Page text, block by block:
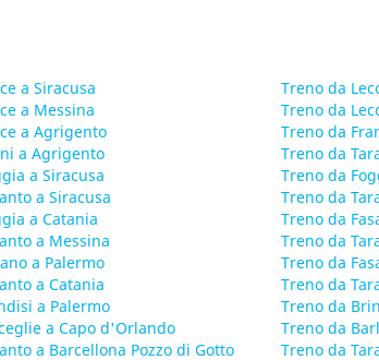
a Siracusa
a Messina
a Agrigento
a Agrigento
a Siracusa
a Siracusa
a Catania
a Messina
a Palermo
a Catania
a Palermo
a Capo d'Orlando
a Barcellona Pozzo di Gotto
Treno da
Treno da
Treno da
Treno da
Treno da
Treno da
Treno da
Treno da
Treno da
Treno da
Treno da
Treno da
Treno da